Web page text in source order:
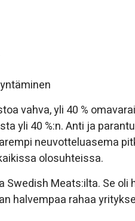
vahva, yli 40 %
yli 40 %:n. Anti ja
neuvotteluasema
olosuhteissa.
Swedish Meats:ilta. Se
halvempaa rahaa